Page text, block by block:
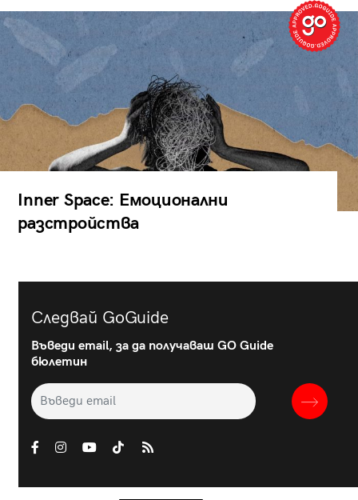
Inner Space: Емоционални
разстройства
Следвай GoGuide
Въведи email, за да получаваш GO Guide
бюлетин